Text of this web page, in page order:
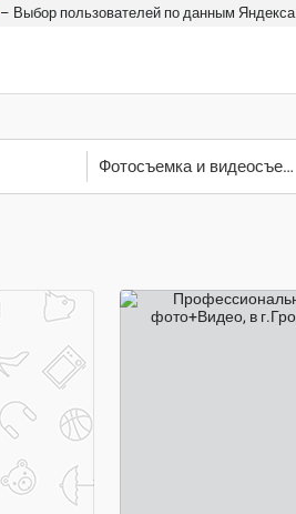
– Выбор пользователей по данным Яндекса
Фотосъемка и видеосъемка